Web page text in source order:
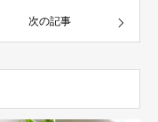
次の記事